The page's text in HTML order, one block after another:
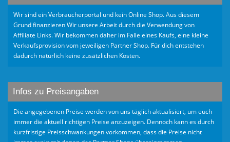
Wir sind ein Verbraucherportal und kein Online Shop. Aus diesem
Grund finanzieren Wir unsere Arbeit durch die Verwendung von
Affiliate Links. Wir bekommen daher im Falle eines Kaufs, eine kleine
Verkaufsprovision vom jeweiligen Partner Shop. Für dich entstehen
dadurch natürlich keine zusätzlichen Kosten.
Infos zu Preisangaben
Die angegebenen Preise werden von uns täglich aktualisiert, um euch
immer die aktuell richtigen Preise anzuzeigen. Dennoch kann es durch
kurzfristige Preisschwankungen vorkommen, dass die Preise nicht